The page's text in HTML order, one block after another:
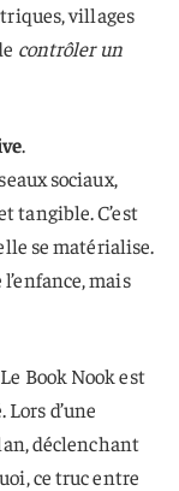
villages
contrôler un
.
sociaux,
tangible. C’est
se matérialise.
mais
Book Nook est
d’une
déclenchant
ce truc entre